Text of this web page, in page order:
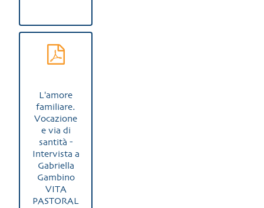
L'amore
familiare.
Vocazione
e via di
santità -
Intervista a
Gabriella
Gambino
VITA
PASTORAL